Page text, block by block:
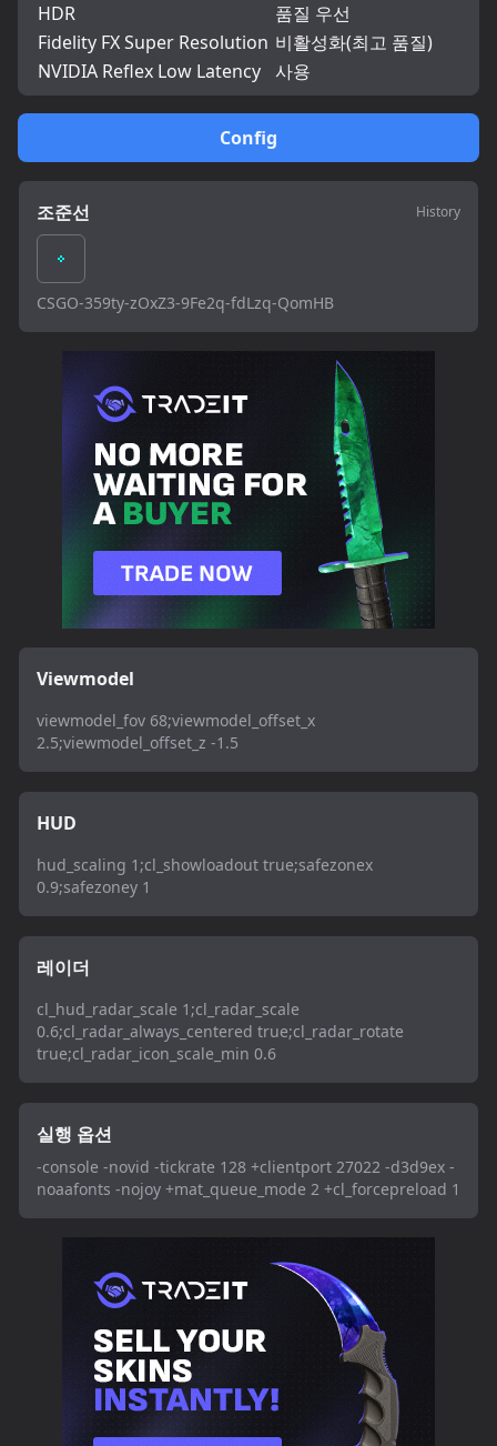
Config
조준선 History
CSGO-359ty-zOxZ3-9Fe2q-fdLzq-QomHB
Viewmodel
viewmodel_fov 68;viewmodel_offset_x
2.5;viewmodel_offset_z -1.5
HUD
hud_scaling 1;cl_showloadout true;safezonex
0.9;safezoney 1
레이더
cl_hud_radar_scale 1;cl_radar_scale
0.6;cl_radar_always_centered true;cl_radar_rotate
true;cl_radar_icon_scale_min 0.6
실행 옵션
-console -novid -tickrate 128 +clientport 27022 -d3d9ex -
noaafonts -nojoy +mat_queue_mode 2 +cl_forcepreload 1
HDR
품질 우선
Fidelity FX Super Resolution 비활성화(최고 품질)
NVIDIA Reflex Low Latency 사용